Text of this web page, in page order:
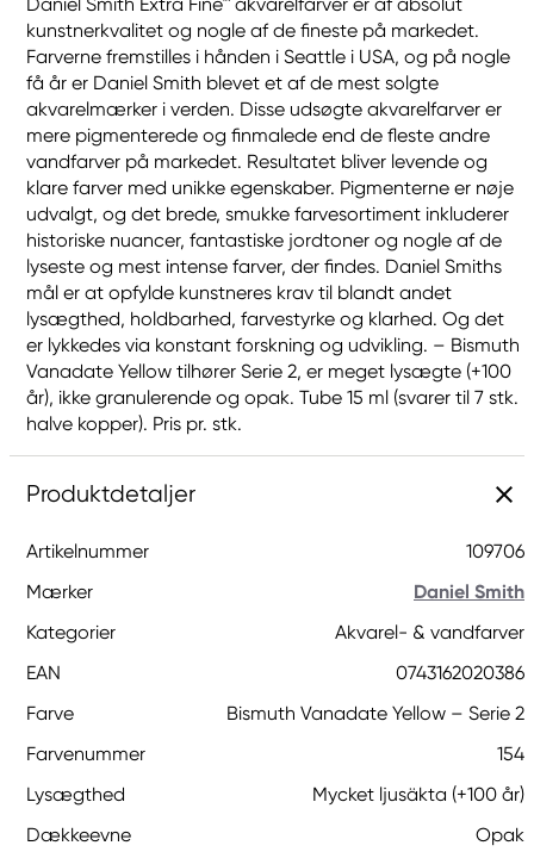
kunstnerkvalitet og nogle af de fineste på markedet.
Farverne fremstilles i hånden i Seattle i USA, og på nogle
få år er Daniel Smith blevet et af de mest solgte
akvarelmærker i verden. Disse udsøgte akvarelfarver er
mere pigmenterede og finmalede end de fleste andre
vandfarver på markedet. Resultatet bliver levende og
klare farver med unikke egenskaber. Pigmenterne er nøje
udvalgt, og det brede, smukke farvesortiment inkluderer
historiske nuancer, fantastiske jordtoner og nogle af de
lyseste og mest intense farver, der findes. Daniel Smiths
mål er at opfylde kunstneres krav til blandt andet
lysægthed, holdbarhed, farvestyrke og klarhed. Og det
er lykkedes via konstant forskning og udvikling. – Bismuth
Vanadate Yellow tilhører Serie 2, er meget lysægte (+100
år), ikke granulerende og opak. Tube 15 ml (svarer til 7 stk.
halve kopper). Pris pr. stk.
Produktdetaljer
Artikelnummer
109706
Mærker
Daniel Smith
Kategorier
Akvarel- & vandfarver
EAN
0743162020386
Farve
Bismuth Vanadate Yellow – Serie 2
Farvenummer
154
Lysægthed
Mycket ljusäkta (+100 år)
Dækkeevne
Opak